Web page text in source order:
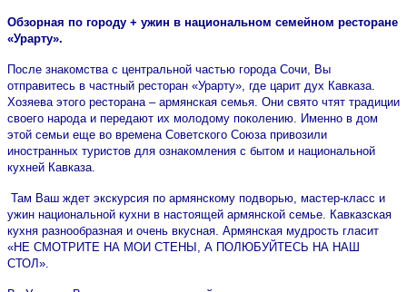
Обзорная по городу + ужин в национальном семейном ресторане
«Урарту».
После знакомства с центральной частью города Сочи, Вы
отправитесь в частный ресторан «Урарту», где царит дух Кавказа.
Хозяева этого ресторана – армянская семья. Они свято чтят традиции
своего народа и передают их молодому поколению. Именно в дом
этой семьи еще во времена Советского Союза привозили
иностранных туристов для ознакомления с бытом и национальной
кухней Кавказа.
Там Ваш ждет экскурсия по армянскому подворью, мастер-класс и
ужин национальной кухни в настоящей армянской семье. Кавказская
кухня разнообразная и очень вкусная. Армянская мудрость гласит
«НЕ СМОТРИТЕ НА МОИ СТЕНЫ, А ПОЛЮБУЙТЕСЬ НА НАШ
СТОЛ».